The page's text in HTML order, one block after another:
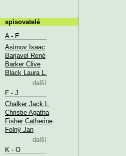
spisovatelé
A - E
Asimov Isaac
Barjavel René
Barker Clive
Black Laura L.
další
F - J
Chalker Jack L.
Christie Agatha
Fisher Catherine
Folný Jan
další
K - O